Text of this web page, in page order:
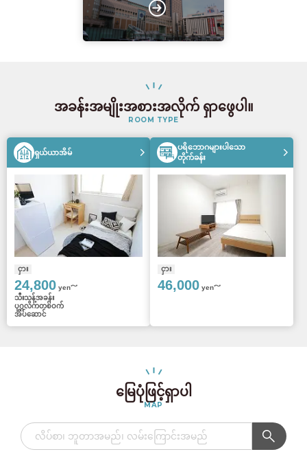
အခန်းအမျိုးအစားအလိုက် ရှာဖွေပါ။
ROOM TYPE
ရှယ်ယာအိမ်
ငှား
24,800 yen～
သီးသန့်အခန်း
ပုဂ္ဂလိကတစ်ဝက်
အိပ်ဆောင်
ပရိဘောဂများပါသော
တိုက်ခန်း
ငှား
46,000 yen～
မြေပုံဖြင့်ရှာပါ
MAP